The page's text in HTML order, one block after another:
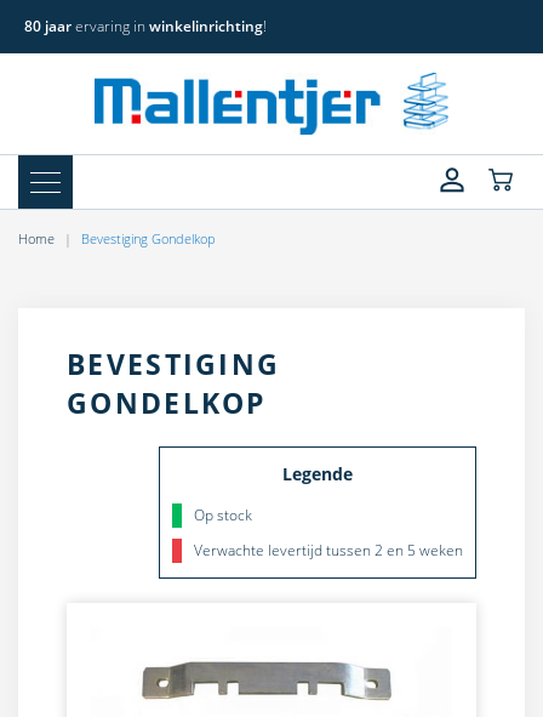
80 jaarervaring in winkelinrichting!
Home Bevestiging Gondelkop
BEVESTIGING
GONDELKOP
Legende
Op stock
Verwachte levertijd tussen 2 en 5 weken